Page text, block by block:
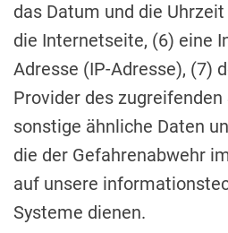
das Datum und die
die Internetseite, (6) eine
Adresse (IP-Adresse), (7)
Provider des
sonstige ähnliche Daten
die der Gefahrenabwehr
auf unsere
Systeme dienen.